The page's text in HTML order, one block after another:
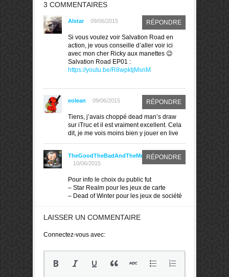
3 COMMENTAIRES
Alstar 09/06/2015 RÉPONDRE
Si vous voulez voir Salvation Road en
action, je vous conseille d’aller voir ici
avec mon cher Ricky aux manettes 😉
Salvation Road EP01 :
https://youtu.be/R8wpktjMsnM
eolean 09/06/2015 RÉPONDRE
Tiens, j’avais choppé dead man’s draw
sur iTruc et il est vraiment excellent. Cela
dit, je me vois moins bien y jouer en live
TheGoodTheBadAndTheMeeple
10/06/2015
RÉPONDRE
Pour info le choix du public fut
– Star Realm pour les jeux de carte
– Dead of Winter pour les jeux de société
LAISSER UN COMMENTAIRE
Connectez-vous avec: